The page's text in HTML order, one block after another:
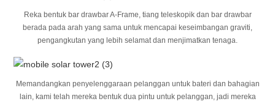
Reka bentuk bar drawbar A-Frame, tiang teleskopik dan bar drawbar
berada pada arah yang sama untuk mencapai keseimbangan graviti,
pengangkutan yang lebih selamat dan menjimatkan tenaga.
Memandangkan penyelenggaraan pelanggan untuk bateri dan bahagian
lain, kami telah mereka bentuk dua pintu untuk pelanggan, jadi mereka